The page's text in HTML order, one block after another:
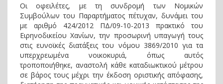
Οι οφειλέτες, με τη συνδρομή των Νομικών
Συμβούλων του Παραρτήματος πέτυχαν, δυνάμει του
με αριθμό 424/2012 ΠΔ/09-10-2013 πρακτικό του
Ειρηνοδικείου Χανίων, την προσωρινή υπαγωγή τους
στις ευνοϊκές διατάξεις του νόμου 3869/2010 για τα
υπερχρεωμένα νοικοκυριά, όπως αυτός
τροποποιήθηκε, αναστολή κάθε καταδιωκτικού μέτρου
σε βάρος τους μέχρι την έκδοση οριστικής απόφασης,